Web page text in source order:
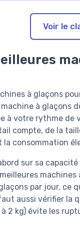
Voir le
à glaçons
à
à votre rythme
compte, de la
la consommation
sur sa
par jour,
aussi vérifier la
à 2 kg) évite les